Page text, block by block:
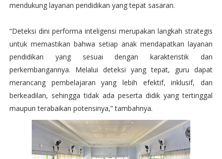
mendukung layanan pendidikan yang tepat sasaran.
“Deteksi dini performa inteligensi merupakan langkah strategis
untuk memastikan bahwa setiap anak mendapatkan layanan
pendidikan yang sesuai dengan karakteristik dan
perkembangannya. Melalui deteksi yang tepat, guru dapat
merancang pembelajaran yang lebih efektif, inklusif, dan
berkeadilan, sehingga tidak ada peserta didik yang tertinggal
maupun terabaikan potensinya,” tambahnya.